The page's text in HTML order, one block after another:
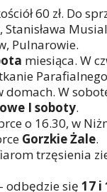
60 zł. Do
Pulnarowie.
miesiąca. W
domach. W
I soboty.
o 16.30, w
Gorzkie Żale.
trzęsienia
odbędzie się 17 i